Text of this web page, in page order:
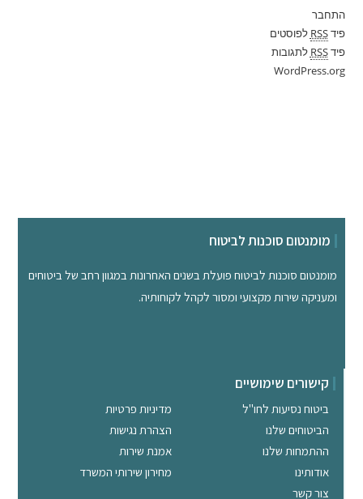
התחבר
פידRSS לפוסטים
פידRSS לתגובות
WordPress.org
מומנטום סוכנות לביטוח
מומנטום סוכנות לביטוח פועלת בשנים האחרונות במגוון רחב של ביטוחים
ומעניקה שירות מקצועי ומסור לקהל לקוחותיה.
קישורים שימושיים
ביטוח נסיעות לחו"ל
הביטוחים שלנו
ההתמחות שלנו
אודותינו
צור קשר
מדיניות פרטיות
הצהרת נגישות
אמנת שירות
מחירון שירותי המשרד